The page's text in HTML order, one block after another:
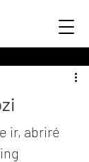
ir, abriré